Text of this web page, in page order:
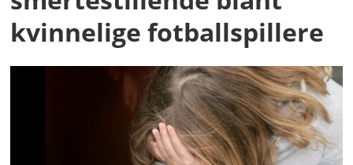
kvinnelige fotballspillere